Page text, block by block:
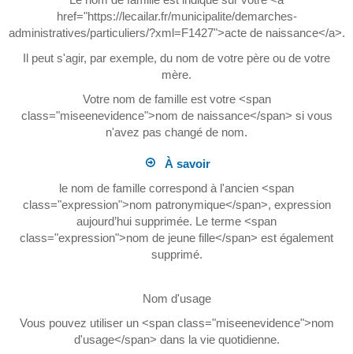
href="https://lecailar.fr/municipalite/demarches-
administratives/particuliers/?xml=F1427">acte de naissance</a>.
Il peut s'agir, par exemple, du nom de votre père ou de votre
mère.
Votre nom de famille est votre <span
class="miseenevidence">nom de naissance</span> si vous
n'avez pas changé de nom.
À savoir
le nom de famille correspond à l'ancien <span
class="expression">nom patronymique</span>, expression
aujourd’hui supprimée. Le terme <span
class="expression">nom de jeune fille</span> est également
supprimé.
Nom d'usage
Vous pouvez utiliser un <span class="miseenevidence">nom
d'usage</span> dans la vie quotidienne.